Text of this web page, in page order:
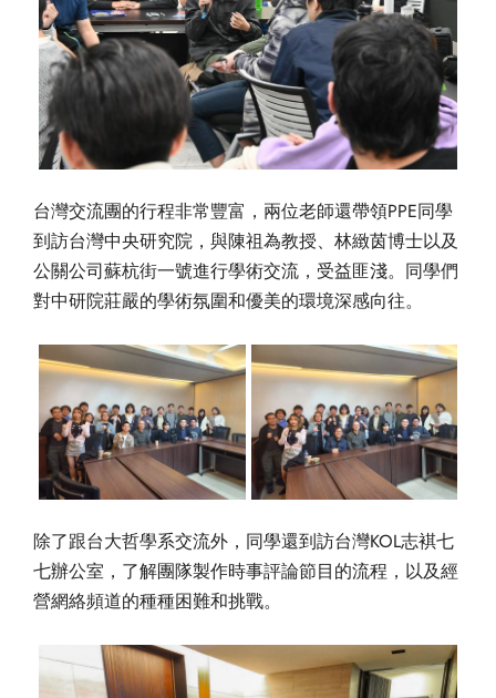
台灣交流團的行程非常豐富，兩位老師還帶領PPE同學
到訪台灣中央研究院，與陳祖為教授、林緻茵博士以及
公關公司蘇杭街一號進行學術交流，受益匪淺。同學們
對中研院莊嚴的學術氛圍和優美的環境深感向往。
除了跟台大哲學系交流外，同學還到訪台灣KOL志褀七
七辦公室，了解團隊製作時事評論節目的流程，以及經
營網絡頻道的種種困難和挑戰。